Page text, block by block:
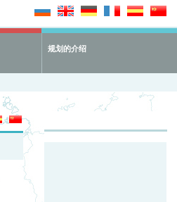
规划的介绍